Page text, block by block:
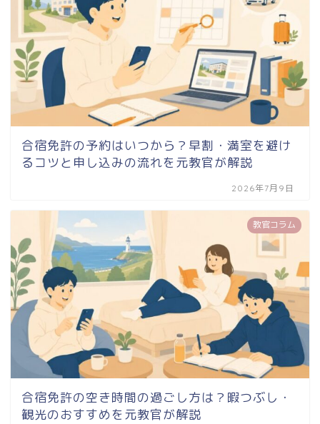
合宿免許の予約はいつから？早割・満室を避け
るコツと申し込みの流れを元教官が解説
2026年7月9日
教官コラム
合宿免許の空き時間の過ごし方は？暇つぶし・
観光のおすすめを元教官が解説